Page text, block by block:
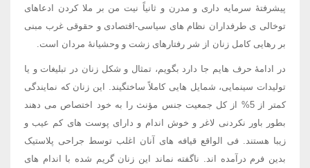
پیشرفتۀ سرمایه داری و مدرن و ثانیاً نیت من بر ملا کردن ادعاهای
توخالی ی طرفداران نظام های سیاسی-اقتصادی و حقوقی غرب مبنی
بر رهایی کامل زنان از شر رفتارهای زشت و وحشیانۀ مردان است.
در ادامۀ حرف هایم جا دارد بگویم، تمثال و شکل زنان در تبلیغات و یا
تولیدات سینمایی، شمایل هایی کاملاً ساختگیند. این زنان که نمایندگی
کمتر از 5% از کل جمعیت جنس مؤنث را به خود اختصاص می دهند
بطور باور نکردنی لاغر و خوش اندام و دارای پوست های کم عیب و
زیبا هستند. فی الواقع قیافه های آنان اغلب توسط جراحی پلاستیک
بدین فرم درآمده اند. ناگفته نماند این زنان گریم شده با اندام های